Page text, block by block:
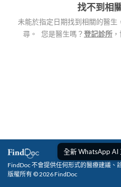
找不到相
未能於指定日期找到相關的醫生
尋。 您是醫生嗎？登記診所
全新 WhatsApp AI
FindDoc 不會提供任何形式的醫療建議、
版權所有 © 2026 FindDoc